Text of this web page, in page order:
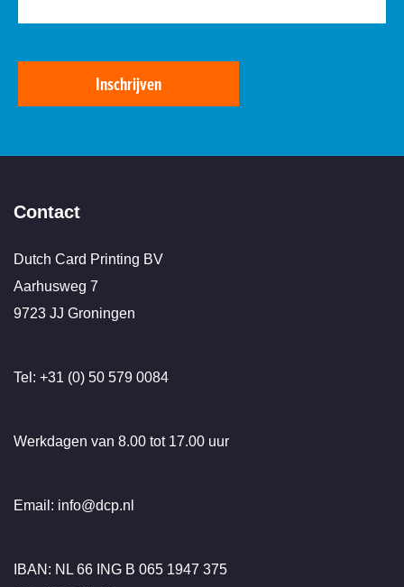
Inschrijven
Contact
Dutch Card Printing BV
Aarhusweg 7
9723 JJ Groningen
Tel: +31 (0) 50 579 0084
Werkdagen van 8.00 tot 17.00 uur
Email: info@dcp.nl
IBAN: NL 66 ING B 065 1947 375